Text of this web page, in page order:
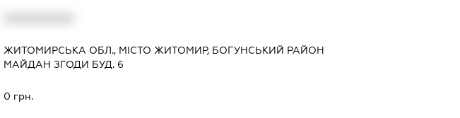
ЖИТОМИРСЬКА ОБЛ., МІСТО ЖИТОМИР, БОГУНСЬКИЙ РАЙОН
МАЙДАН ЗГОДИ БУД. 6
0 грн.